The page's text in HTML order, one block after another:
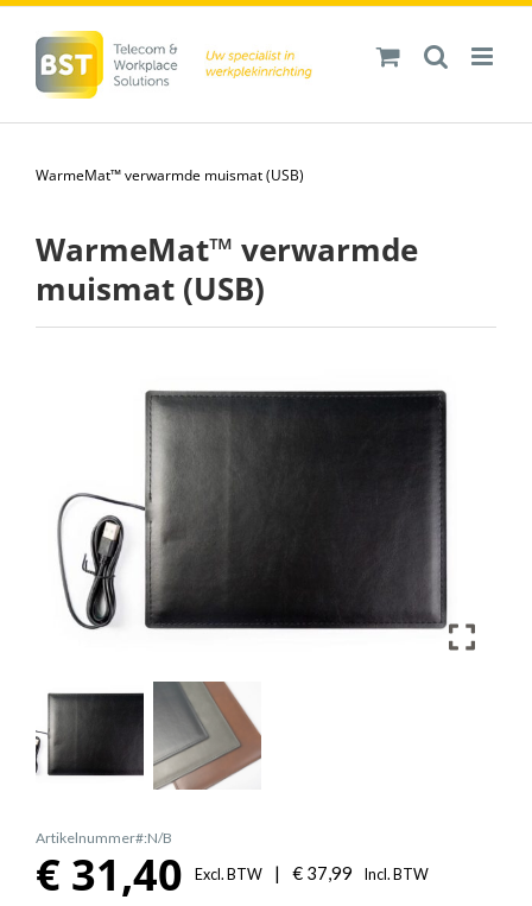
inhoud
WarmeMat™ verwarmde muismat (USB)
WarmeMat™ verwarmde
muismat (USB)
Artikelnummer#:N/B
€ 31,40 Excl. BTW | € 37,99 Incl. BTW